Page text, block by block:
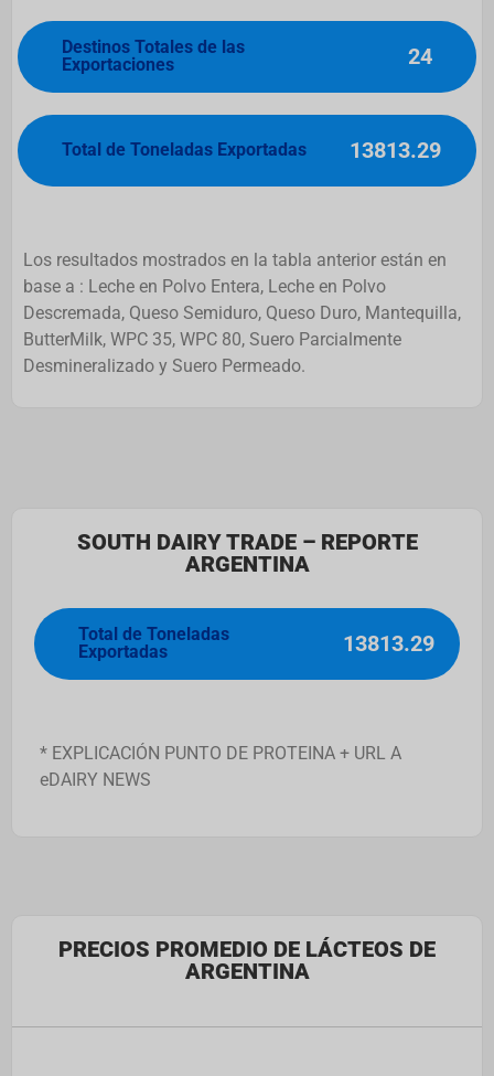
Destinos Totales de las
Exportaciones
24
Total de Toneladas Exportadas 13813.29
Los resultados mostrados en la tabla anterior están en
base a : Leche en Polvo Entera, Leche en Polvo
Descremada, Queso Semiduro, Queso Duro, Mantequilla,
ButterMilk, WPC 35, WPC 80, Suero Parcialmente
Desmineralizado y Suero Permeado.
SOUTH DAIRY TRADE – REPORTE
ARGENTINA
Total de Toneladas
Exportadas
13813.29
* EXPLICACIÓN PUNTO DE PROTEINA + URL A
eDAIRY NEWS
PRECIOS PROMEDIO DE LÁCTEOS DE
ARGENTINA